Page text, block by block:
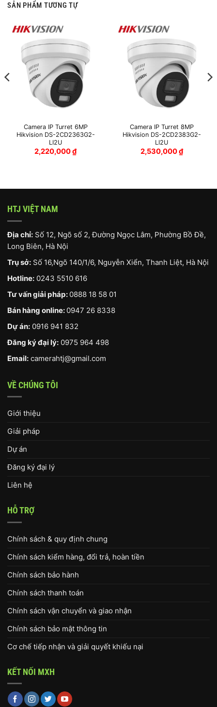
SẢN PHẨM TƯƠNG TỰ
Camera IP Turret 6MP
Hikvision DS-2CD2363G2-
LI2U
2,220,000₫
Camera IP Turret 8MP
Hikvision DS-2CD2383G2-
LI2U
2,530,000₫
HTJ VIỆT NAM
Địa chỉ: Số 12, Ngõ số 2, Đường Ngọc Lâm, Phường Bồ Đề,
Long Biên, Hà Nội
Trụ sở: Số 16,Ngõ 140/1/6, Nguyễn Xiển, Thanh Liệt, Hà Nội
Hotline: 0243 5510 616
Tư vấn giải pháp: 0888 18 58 01
Bán hàng online: 0947 26 8338
Dự án: 0916 941 832
Đăng ký đại lý: 0975 964 498
Email: camerahtj@gmail.com
VỀ CHÚNG TÔI
Giới thiệu
Giải pháp
Dự án
Đăng ký đại lý
Liên hệ
HỖ TRỢ
Chính sách & quy định chung
Chính sách kiểm hàng, đổi trả, hoàn tiền
Chính sách bảo hành
Chính sách thanh toán
Chính sách vận chuyển và giao nhận
Chính sách bảo mật thông tin
Cơ chế tiếp nhận và giải quyết khiếu nại
KẾT NỐI MXH